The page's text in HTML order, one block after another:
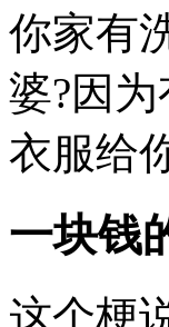
你家有
婆?因
衣服给
一块钱
这个梗